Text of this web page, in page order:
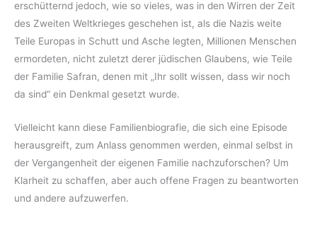
erschütternd jedoch, wie so vieles, was in den Wirren der Zeit
des Zweiten Weltkrieges geschehen ist, als die Nazis weite
Teile Europas in Schutt und Asche legten, Millionen Menschen
ermordeten, nicht zuletzt derer jüdischen Glaubens, wie Teile
der Familie Safran, denen mit „Ihr sollt wissen, dass wir noch
da sind“ ein Denkmal gesetzt wurde.
Vielleicht kann diese Familienbiografie, die sich eine Episode
herausgreift, zum Anlass genommen werden, einmal selbst in
der Vergangenheit der eigenen Familie nachzuforschen? Um
Klarheit zu schaffen, aber auch offene Fragen zu beantworten
und andere aufzuwerfen.